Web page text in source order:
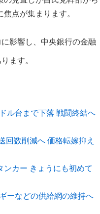
点が集まります。
影響し、中央銀行の金融
ます。
ル台まで下落 戦闘終結へ
回数削減へ 価格転嫁抑え
ンカー きょうにも初めて
ーなどの供給網の維持へ